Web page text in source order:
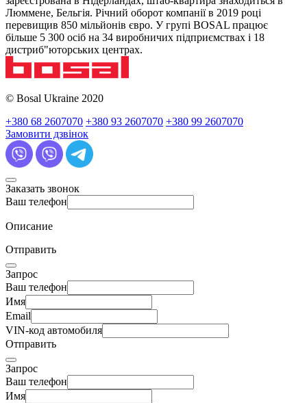
Люммене, Бельгія. Річний оборот компанії в 2019 році
перевищив 850 мільйонів євро. У групі BOSAL працює
більше 5 300 осіб на 34 виробничих підприємствах і 18
дистриб"юторських центрах.
© Bosal Ukraine 2020
+380 68 2607070 +380 93 2607070 +380 99 2607070
Замовити дзвінок
Заказать звонок
Ваш телефон
Описание
Отправить
Запрос
Ваш телефон
Имя
Email
VIN-код автомобиля
Отправить
Запрос
Ваш телефон
Имя